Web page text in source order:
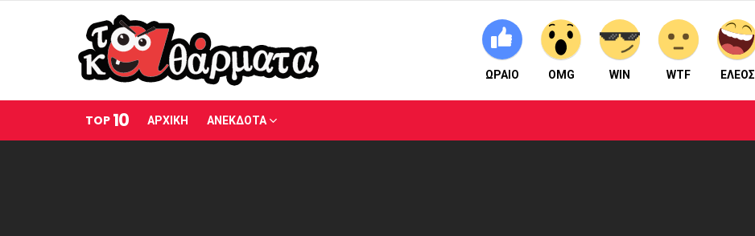
ΩΡΑΙΟ OMG WIN WTF ΕΛΕΟΣ
TOP 10 ΑΡΧΙΚΗ ΑΝΕΚΔΟΤΑ